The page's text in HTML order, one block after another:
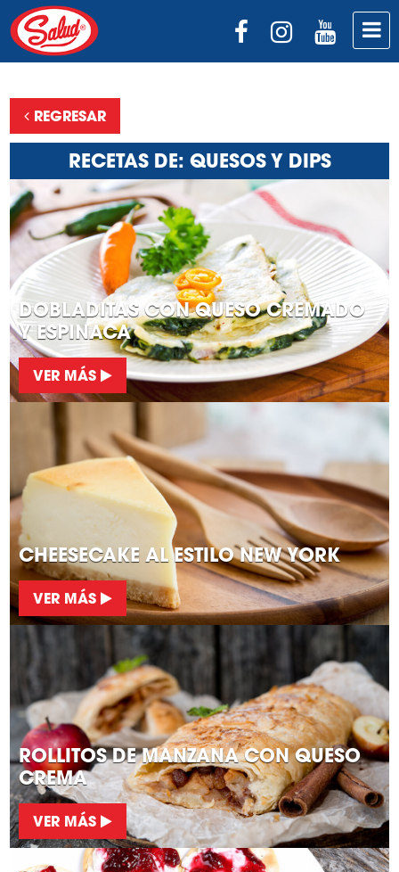
REGRESAR
RECETAS DE: QUESOS Y DIPS
DOBLADITAS CON QUESO CREMADO
Y ESPINACA
VER MÁS
CHEESECAKE AL ESTILO NEW YORK
VER MÁS
ROLLITOS DE MANZANA CON QUESO
CREMA
VER MÁS